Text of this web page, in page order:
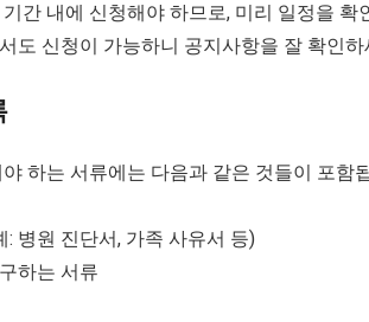
간 내에 신청해야 하므로, 미리 일정을
도 신청이 가능하니 공지사항을 잘 확인하
하는 서류에는 다음과 같은 것들이 포함
: 병원 진단서, 가족 사유서 등)
하는 서류